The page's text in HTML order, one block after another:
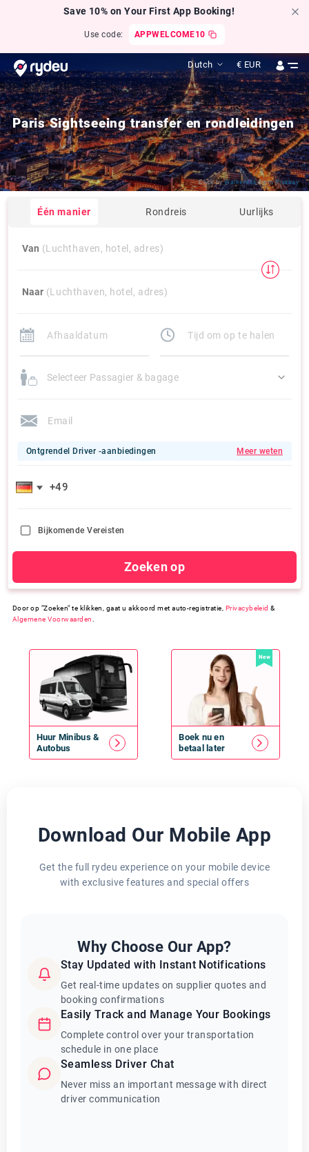
Save 10% on Your First App Booking!
Use code: APPWELCOME10
Dutch € EUR
Paris Sightseeing transfer en rondleidingen
Click byWalkersskfromPixabay
Één manier Rondreis Uurlijks
Van (Luchthaven, hotel, adres)
Naar (Luchthaven, hotel, adres)
Selecteer Passagier & bagage
Ontgrendel Driver -aanbiedingen Meer weten
Bijkomende Vereisten
Zoeken op
Door op "Zoeken" te klikken, gaat u akkoord met auto-registratie, Privacybeleid &
Algemene Voorwaarden
Huur Minibus&
Autobus
New
Boek nu en
betaal later
Download Our Mobile App
Get the full rydeu experience on your mobile device
with exclusive features and special offers
Why Choose Our App?
Stay Updated with Instant Notifications
Get real-time updates on supplier quotes and
booking confirmations
Easily Track and Manage Your Bookings
Complete control over your transportation
schedule in one place
Seamless Driver Chat
Never miss an important message with direct
driver communication